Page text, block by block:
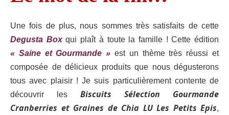
Une fois de plus, nous sommes très satisfaits de cette
Degusta Boxqui plaît à toute la famille ! Cette édition
« Saine et Gourmande » est un thème très réussi et
composée de délicieux produits que nous dégusterons
tous avec plaisir ! Je suis particulièrement contente de
découvrir les Biscuits Sélection Gourmande
Cranberries et Graines de Chia LU Les Petits Epis,